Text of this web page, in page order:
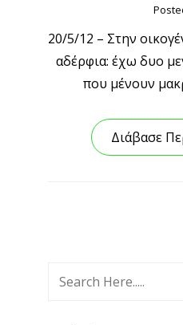
20/5/12 – Στην
αδέρφια: έχω δυο
που μένουν
Διάβασε